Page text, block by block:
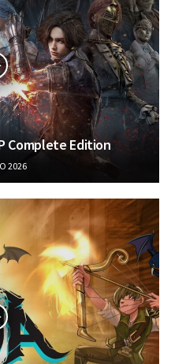
Complete Edition
2026